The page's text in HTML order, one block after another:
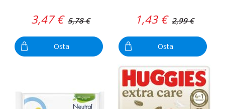
3,47 € 5,78 €
Osta
1,43 € 2,99 €
Osta